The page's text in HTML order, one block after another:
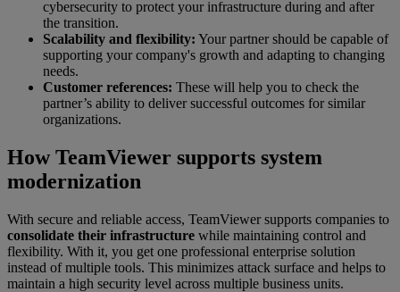
cybersecurity to protect your infrastructure during and after
the transition.
Scalability and flexibility: Your partner should be capable of
supporting your company's growth and adapting to changing
needs.
Customer references: These will help you to check the
partner’s ability to deliver successful outcomes for similar
organizations.
How TeamViewer supports system
modernization
With secure and reliable access, TeamViewer supports companies to
consolidate their infrastructure while maintaining control and
flexibility. With it, you get one professional enterprise solution
instead of multiple tools. This minimizes attack surface and helps to
maintain a high security level across multiple business units.